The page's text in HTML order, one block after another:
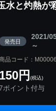
水と灼熱が
発売日
2021/
～
品コード：
150円 (税込)
ポイント付与